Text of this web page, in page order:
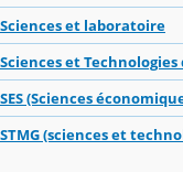
Sciences et laboratoire
Sciences et
SES (Sciences
STMG (sciences et